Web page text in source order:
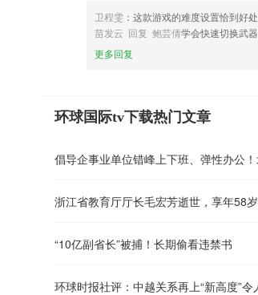
卫程雯 ：这款游戏的难度设置恰到好
苗发云 回复 鲍芸倩学会快速切换武
更多回复
环球国际tv下载热门文章
浙江省教育厅厅长毛宏芳逝世，享年58岁
“10亿副省长”被捕！长期偷看违禁书
环球时报社评：中越关系再上“新高度”令